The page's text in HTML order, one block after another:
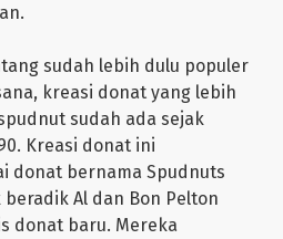
sudah lebih dulu populer
kreasi donat yang lebih
sudah ada sejak
Kreasi donat ini
donat bernama Spudnuts
beradik Al dan Bon Pelton
donat baru. Mereka